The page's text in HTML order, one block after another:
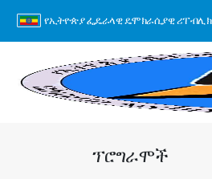
የኢትዮጵያ ፌዴራላዊ ዴሞክራሲያዊ ሪፐብሊክ
ፕሮግራሞች